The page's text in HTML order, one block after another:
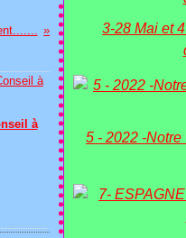
à
3-28 Mai et
5 - 2022 -Notre